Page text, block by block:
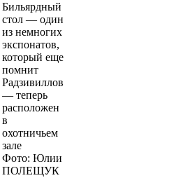
Бильярдный
стол — один
из немногих
экспонатов,
который еще
помнит
Радзивиллов
— теперь
расположен
в
охотничьем
зале
Фото: Юлии
ПОЛЕЩУК